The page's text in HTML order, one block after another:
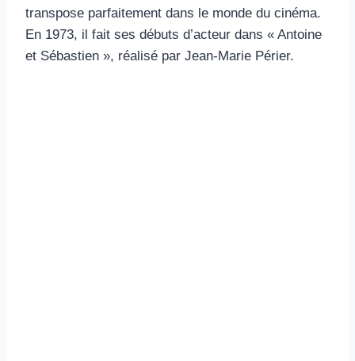
transpose parfaitement dans le monde du cinéma.
En 1973, il fait ses débuts d’acteur dans « Antoine
et Sébastien », réalisé par Jean-Marie Périer.